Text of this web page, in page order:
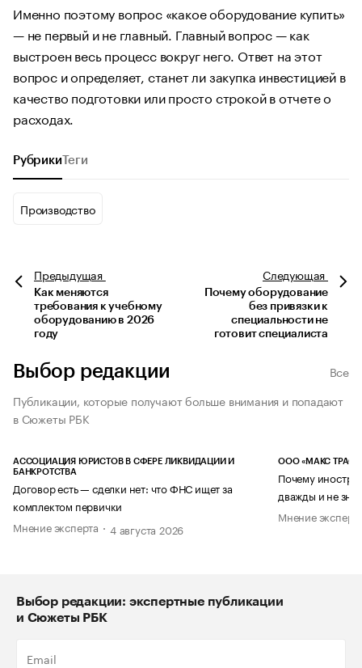
Именно поэтому вопрос «какое оборудование купить»
— не первый и не главный. Главный вопрос — как
выстроен весь процесс вокруг него. Ответ на этот
вопрос и определяет, станет ли закупка инвестицией в
качество подготовки или просто строкой в отчете о
расходах.
Рубрики Теги
Производство
Предыдущая
Как меняются
требования к учебному
оборудованию в 2026
году
Следующая
Почему оборудование
без привязки к
специальности не
готовит специалиста
Выбор редакции
Все
Публикации, которые получают больше внимания и попадают
в Сюжеты РБК
АССОЦИАЦИЯ ЮРИСТОВ В СФЕРЕ ЛИКВИДАЦИИ И
БАНКРОТСТВА
Договор есть — сделки нет: что ФНС ищет за
комплектом первички
Мнение эксперта
4 августа 2026
ООО «МАКС ТРАСТ»
Почему
дважды и не
Мнение
Выбор редакции: экспертные публикации
и Сюжеты РБК